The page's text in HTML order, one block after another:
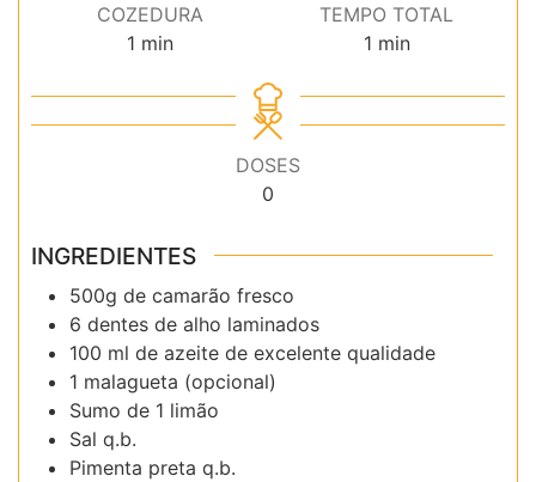
COZEDURA
1minuto
min
TEMPO TOTAL
1minuto
min
DOSES
0
INGREDIENTES
500g de camarão fresco
6 dentes de alho laminados
100 ml de azeite de excelente qualidade
1 malagueta (opcional)
Sumo de 1 limão
Sal q.b.
Pimenta preta q.b.